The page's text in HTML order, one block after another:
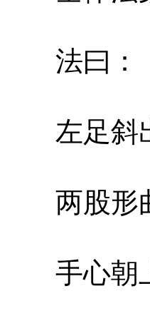
法曰：
左足斜
两股形
手心朝